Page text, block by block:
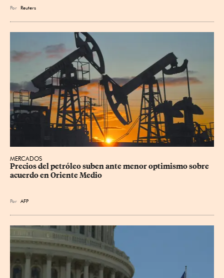
Por Reuters
MERCADOS
Precios del petróleo suben ante menor optimismo sobre
acuerdo en Oriente Medio
Por AFP